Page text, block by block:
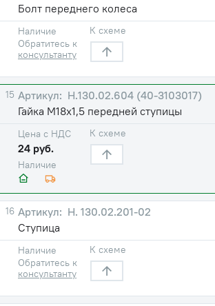
Болт переднего колеса
Наличие
Обратитесь к
консультанту
К схеме
15
Н.130.02.604 (40-3103017)
Гайка М18х1,5 передней ступицы
Наличие
Цена с НДС
24 руб.
К схеме
16
Н. 130.02.201-02
Ступица
Наличие
Обратитесь к
консультанту
К схеме